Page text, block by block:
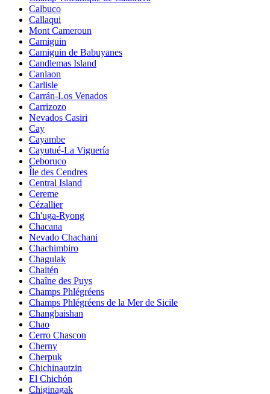
Calbuco
Callaqui
Mont Cameroun
Camiguin
Camiguin de Babuyanes
Candlemas Island
Canlaon
Carlisle
Carrán-Los Venados
Carrizozo
Nevados Casiri
Cay
Cayambe
Cayutué-La Viguería
Ceboruco
Île des Cendres
Central Island
Cereme
Cézallier
Ch'uga-Ryong
Chacana
Nevado Chachani
Chachimbiro
Chagulak
Chaitén
Chaîne des Puys
Champs Phlégréens
Champs Phlégréens de la Mer de Sicile
Changbaishan
Chao
Cerro Chascon
Cherny
Cherpuk
Chichinautzin
El Chichón
Chiginagak